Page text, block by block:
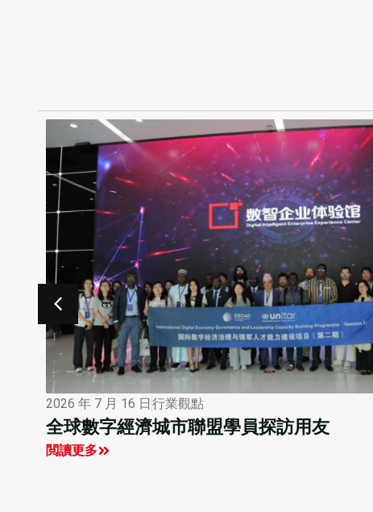
2026 年 7 月 16 日 行業觀點
全球數字經濟城市聯盟學員探訪用友
閲讀更多